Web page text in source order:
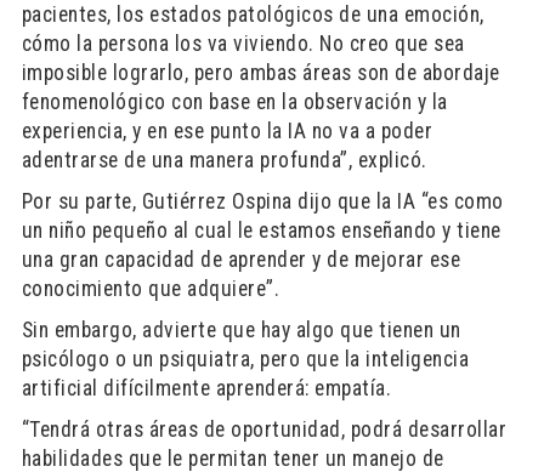
pacientes, los estados patológicos de una emoción,
cómo la persona los va viviendo. No creo que sea
imposible lograrlo, pero ambas áreas son de abordaje
fenomenológico con base en la observación y la
experiencia, y en ese punto la IA no va a poder
adentrarse de una manera profunda”, explicó.
Por su parte, Gutiérrez Ospina dijo que la IA “es como
un niño pequeño al cual le estamos enseñando y tiene
una gran capacidad de aprender y de mejorar ese
conocimiento que adquiere”.
Sin embargo, advierte que hay algo que tienen un
psicólogo o un psiquiatra, pero que la inteligencia
artificial difícilmente aprenderá: empatía.
“Tendrá otras áreas de oportunidad, podrá desarrollar
habilidades que le permitan tener un manejo de